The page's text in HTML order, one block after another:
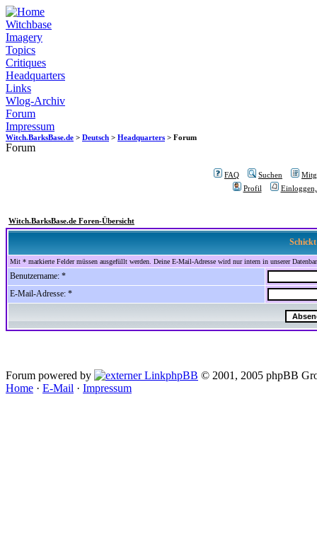
Witchbase
Imagery
Topics
Critiques
Headquarters
Links
Wlog-Archiv
Forum
Impressum
Witch.BarksBase.de > Deutsch > Headquarters > Forum
Forum
FAQ Suchen
Profil
Witch.BarksBase.de Foren-Übersicht
Mit * markierte Felder müssen ausgefüllt werden. Deine E-Mail-Adresse wird nur intern in unserer
Benutzername: *
E-Mail-Adresse: *
Forum powered by phpBB © 2001, 2005 phpBB
Home · E-Mail · Impressum